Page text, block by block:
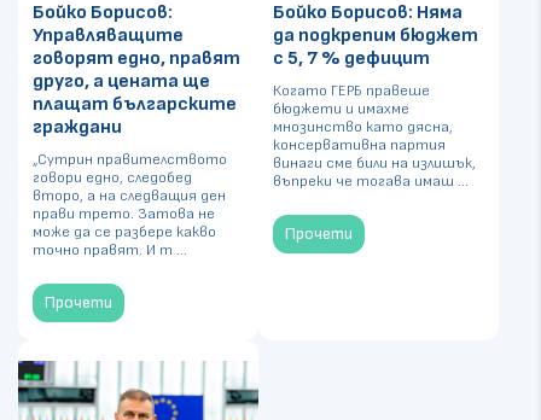
Бойко Борисов:
Управляващите
говорят едно, правят
друго, а цената ще
плащат българските
граждани
„Сутрин правителството
говори едно, следобед
второ, а на следващия ден
прави трето. Затова не
може да се разбере какво
точно правят. И т ...
Прочети
Бойко Борисов: Няма
да подкрепим бюджет
с 5, 7 % дефицит
Когато ГЕРБ правеше
бюджети и имахме
мнозинство като дясна,
консервативна партия
винаги сме били на излишък,
въпреки че тогава имаш ...
Прочети